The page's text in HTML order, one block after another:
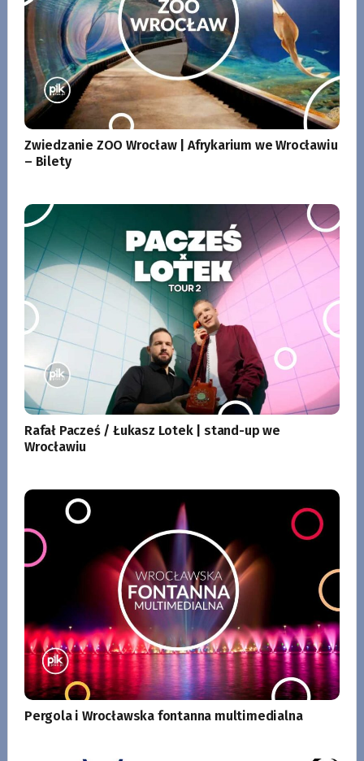
Zwiedzanie ZOO Wrocław | Afrykarium we Wrocławiu
– Bilety
Rafał Pacześ / Łukasz Lotek | stand-up we
Wrocławiu
Pergola i Wrocławska fontanna multimedialna